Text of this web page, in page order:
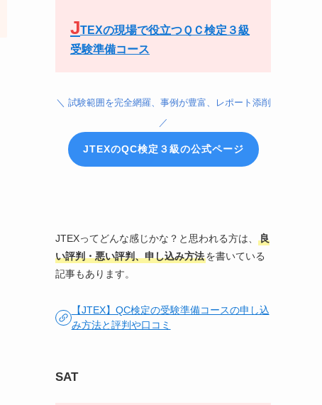
JTEXの現場で役立つＱＣ検定３級
受験準備コース
＼ 試験範囲を完全網羅、事例が豊富、レポート添削
／
JTEXのQC検定３級の公式ページ
JTEXってどんな感じかな？と思われる方は、
良
い評判・悪い評判、申し込み方法を書いている
記事もあります。
【JTEX】QC検定の受験準備コースの申し込
み方法と評判や口コミ
SAT